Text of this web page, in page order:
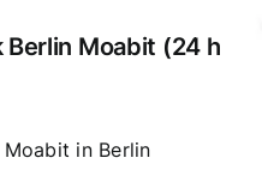
Moabit (24 h